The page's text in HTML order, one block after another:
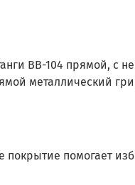
BB-104 прямой, с
металлический
покрытие помогает